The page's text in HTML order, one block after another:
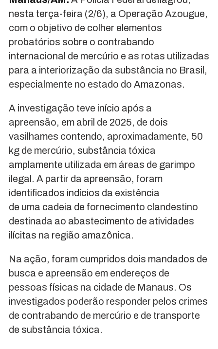
nesta terça-feira (2/6), a Operação Azougue,
com o objetivo de colher el ementos
probatórios sobre o contrabando
internacional de mercúrio e as rotas utilizadas
para a interiorização da substância no Brasil,
especialmente no estado do Amazonas.
A investigação teve início após a
apreensão, em abril de 2025, de dois
vasilhames contendo, aproximadamente, 50
kg de mercúrio, substância tóxica
amplamente utilizada em áreas de garimpo
ilegal. A partir da apreensão, foram
identificados indícios da existência
de uma cadeia de fornecimento clandestino
destinada ao abastecimento de atividades
ilícitas na região amazônica.
Na ação, foram cumpridos dois mandados de
busca e apreensão em endereços de
pessoas físicas na cidade de Manaus. Os
investigados poderão responder pelos crimes
de contrabando de mercúrio e de transporte
de substância tóxica.